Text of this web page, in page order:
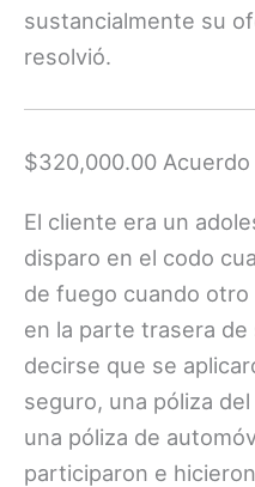
sustancialmente su
resolvió.
$320,000.00
El cliente era un
disparo en el codo
de fuego cuando
en la parte trasera de
decirse que se
seguro, una póliza
una póliza de
participaron e